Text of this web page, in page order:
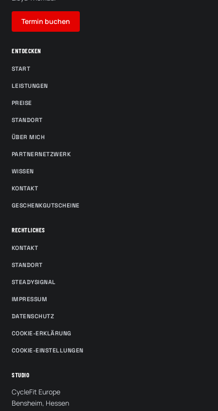
Termin buchen
ENTDECKEN
START
LEISTUNGEN
PREISE
STANDORT
ÜBER MICH
PARTNERNETZWERK
WISSEN
KONTAKT
GESCHENKGUTSCHEINE
RECHTLICHES
KONTAKT
STANDORT
STEADYSIGNAL
IMPRESSUM
DATENSCHUTZ
COOKIE-ERKLÄRUNG
COOKIE-EINSTELLUNGEN
STUDIO
CycleFit Europe
Bensheim, Hessen